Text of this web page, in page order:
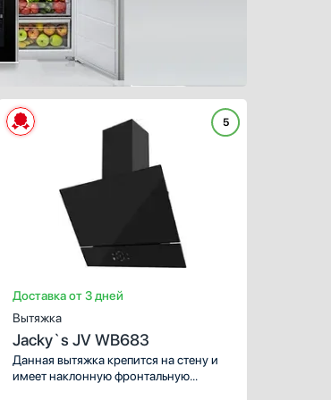
5
Доставка от 3 дней
Вытяжка
Jacky`s JV WB683
Данная вытяжка крепится на стену и
имеет наклонную фронтальную